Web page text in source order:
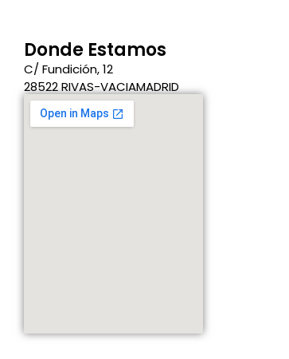
Donde Estamos
C/ Fundición, 12
28522 RIVAS-VACIAMADRID